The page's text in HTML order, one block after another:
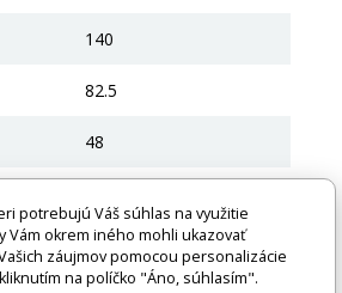
140
82.5
48
Lefkas
potrebujú Váš súhlas na využitie
Vám okrem iného mohli ukazovať
záujmov pomocou personalizácie
na políčko "Áno, súhlasím".